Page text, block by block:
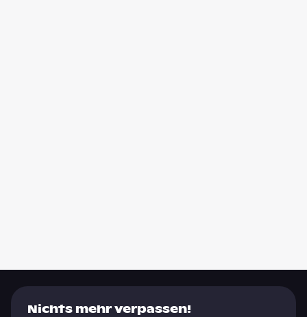
Nichts mehr verpassen!